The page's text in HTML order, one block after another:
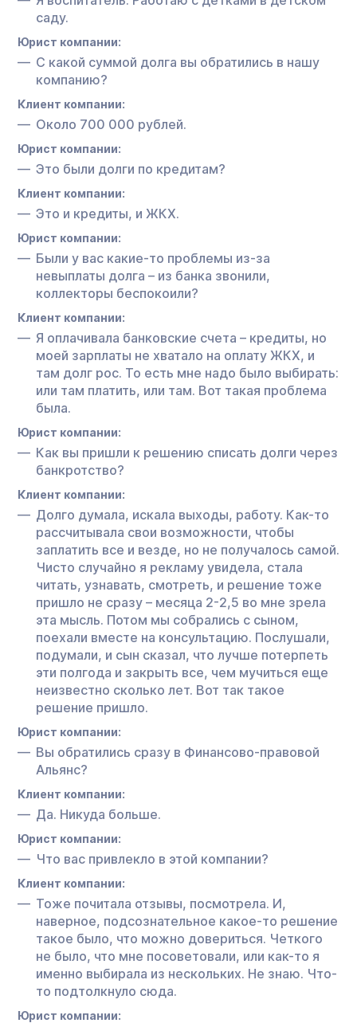
саду.
Юрист компании:
С какой суммой долга вы обратились в нашу
компанию?
Клиент компании:
Около 700 000 рублей.
Юрист компании:
Это были долги по кредитам?
Клиент компании:
Это и кредиты, и ЖКХ.
Юрист компании:
Были у вас какие-то проблемы из-за
невыплаты долга – из банка звонили,
коллекторы беспокоили?
Клиент компании:
Я оплачивала банковские счета – кредиты, но
моей зарплаты не хватало на оплату ЖКХ, и
там долг рос. То есть мне надо было выбирать:
или там платить, или там. Вот такая проблема
была.
Юрист компании:
Как вы пришли к решению списать долги через
банкротство?
Клиент компании:
Долго думала, искала выходы, работу. Как-то
рассчитывала свои возможности, чтобы
заплатить все и везде, но не получалось самой.
Чисто случайно я рекламу увидела, стала
читать, узнавать, смотреть, и решение тоже
пришло не сразу – месяца 2-2,5 во мне зрела
эта мысль. Потом мы собрались с сыном,
поехали вместе на консультацию. Послушали,
подумали, и сын сказал, что лучше потерпеть
эти полгода и закрыть все, чем мучиться еще
неизвестно сколько лет. Вот так такое
решение пришло.
Юрист компании:
Вы обратились сразу в Финансово-правовой
Альянс?
Клиент компании:
Да. Никуда больше.
Юрист компании:
Что вас привлекло в этой компании?
Клиент компании:
Тоже почитала отзывы, посмотрела. И,
наверное, подсознательное какое-то решение
такое было, что можно довериться. Четкого
не было, что мне посоветовали, или как-то я
именно выбирала из нескольких. Не знаю. Что-
то подтолкнуло сюда.
Юрист компании: